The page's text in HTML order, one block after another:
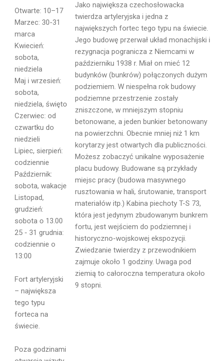
Otwarte: 10–17
Marzec: 30-31
marca
Kwiecień:
sobota,
niedziela
Maj i wrzesień:
sobota,
niedziela, święto
Czerwiec: od
czwartku do
niedzieli
Lipiec, sierpień:
codziennie
Październik:
sobota, wakacje
Listopad,
grudzień:
sobota o 13.00
25 - 31 grudnia:
codziennie o
13:00
Fort artyleryjski
– największa
tego typu
forteca na
świecie.
Poza godzinami
Imię i
Nazwisko
Email
Wiadomość
Jako największa czechosłowacka
twierdza artyleryjska i jedna z
największych fortec tego typu na świecie.
Jego budowę przerwał układ monachijski i
rezygnacja pogranicza z Niemcami w
październiku 1938 r. Miał on mieć 12
budynków (bunkrów) połączonych dużym
podziemiem. W niespełna rok budowy
podziemne przestrzenie zostały
zniszczone, w mniejszym stopniu
betonowane, a jeden bunkier betonowany
na powierzchni. Obecnie mniej niż 1 km
korytarzy jest otwartych dla publiczności.
Możesz zobaczyć unikalne wyposażenie
placu budowy. Budowane są przykłady
miejsc pracy (budowa masywnego
rusztowania w hali, śrutowanie, transport
materiałów itp.) Kabina piechoty T-S 73,
która jest jedynym zbudowanym bunkrem
fortu, jest wejściem do podziemnej i
historyczno-wojskowej ekspozycji.
Zwiedzanie twierdzy z przewodnikiem
zajmuje około 1 godziny. Uwaga pod
ziemią to całoroczna temperatura około
9 stopni.